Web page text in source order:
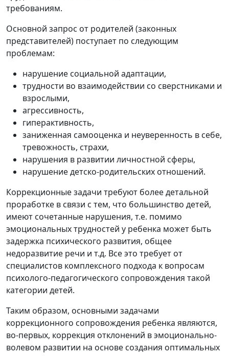
требованиям.
Основной запрос от родителей (законных
представителей) поступает по следующим
проблемам:
нарушение социальной адаптации,
трудности во взаимодействии со сверстниками и
взрослыми,
агрессивность,
гиперактивность,
заниженная самооценка и неуверенность в себе,
тревожность, страхи,
нарушения в развитии личностной сферы,
нарушение детско-родительских отношений.
Коррекционные задачи требуют более детальной
проработке в связи с тем, что большинство детей,
имеют сочетанные нарушения, т.е. помимо
эмоциональных трудностей у ребенка может быть
задержка психического развития, общее
недоразвитие речи и т.д. Все это требует от
специалистов комплексного подхода к вопросам
психолого-педагогического сопровождения такой
категории детей.
Таким образом, основными задачами
коррекционного сопровождения ребенка являются,
во-первых, коррекция отклонений в эмоционально-
волевом развитии на основе создания оптимальных